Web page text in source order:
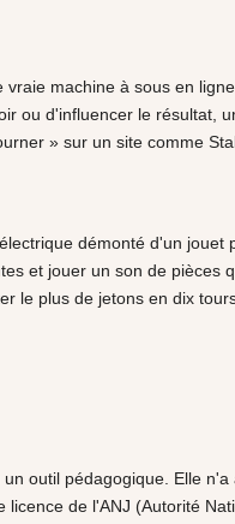
machine à sous en
ou d'influencer le résultat,
» sur un site comme
démonté d'un
et jouer un son de pièces
le plus de jetons en dix
outil pédagogique. Elle
de l'ANJ (Autorité